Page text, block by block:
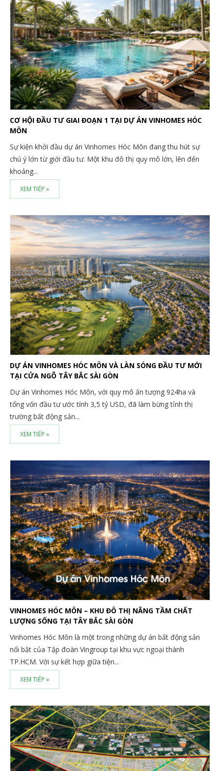
CƠ HỘI ĐẦU TƯ GIAI ĐOẠN 1 TẠI DỰ ÁN VINHOMES HÓC
MÔN
Sự kiện khởi đầu dự án Vinhomes Hóc Môn đang thu hút sự
chú ý lớn từ giới đầu tư. Một khu đô thị quy mô lớn, lên đến
khoảng...
XEM TIẾP »
DỰ ÁN VINHOMES HÓC MÔN VÀ LÀN SÓNG ĐẦU TƯ MỚI
TẠI CỬA NGÕ TÂY BẮC SÀI GÒN
Dự án Vinhomes Hóc Môn, với quy mô ấn tượng 924ha và
tổng vốn đầu tư ước tính 3,5 tỷ USD, đã làm bừng tỉnh thị
trường bất động sản...
XEM TIẾP »
VINHOMES HÓC MÔN – KHU ĐÔ THỊ NÂNG TẦM CHẤT
LƯỢNG SỐNG TẠI TÂY BẮC SÀI GÒN
Vinhomes Hóc Môn là một trong những dự án bất động sản
nổi bật của Tập đoàn Vingroup tại khu vực ngoại thành
TP.HCM. Với sự kết hợp giữa tiện...
XEM TIẾP »